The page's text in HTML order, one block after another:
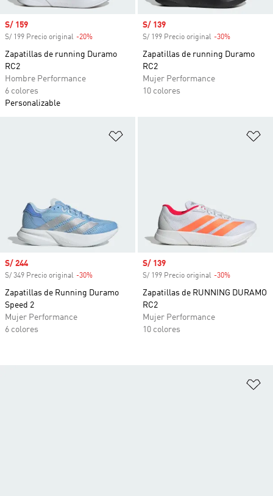
Precio de venta
S/ 159
S/ 199 Precio original -20%
Zapatillas de running Duramo
RC2
Hombre Performance
6 colores
Personalizable
Precio de venta
S/ 139
S/ 199 Precio original -30%
Zapatillas de running Duramo
RC2
Mujer Performance
10 colores
Precio de venta
S/ 244
S/ 349 Precio original -30%
Zapatillas de Running Duramo
Speed 2
Mujer Performance
6 colores
Precio de venta
S/ 139
S/ 199 Precio original -30%
Zapatillas de RUNNING DURAMO
RC2
Mujer Performance
10 colores